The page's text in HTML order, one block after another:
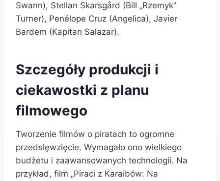
Swann), Stellan Skarsgård (Bill „Rzemyk”
Turner), Penélope Cruz (Angelica), Javier
Bardem (Kapitan Salazar).
Szczegóły produkcji i
ciekawostki z planu
filmowego
Tworzenie filmów o piratach to ogromne
przedsięwzięcie. Wymagało ono wielkiego
budżetu i zaawansowanych technologii. Na
przykład, film „Piraci z Karaibów: Na